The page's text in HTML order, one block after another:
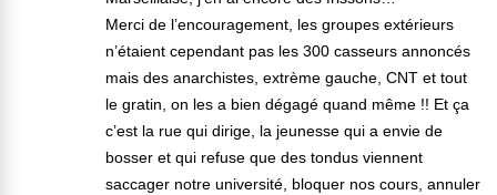
Merci de l’encouragement, les groupes extérieurs
n’étaient cependant pas les 300 casseurs annoncés
mais des anarchistes, extrème gauche, CNT et tout
le gratin, on les a bien dégagé quand même !! Et ça
c’est la rue qui dirige, la jeunesse qui a envie de
bosser et qui refuse que des tondus viennent
saccager notre université, bloquer nos cours, annuler